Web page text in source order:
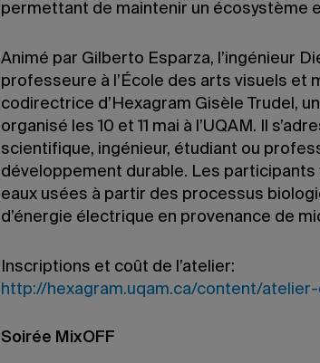
permettant de maintenir un écosystème
Animé par Gilberto Esparza, l’ingénieur
professeure à l’École des arts visuels et
codirectrice d’Hexagram Gisèle Trudel,
organisé les 10 et 11 mai à l’UQAM. Il
scientifique, ingénieur, étudiant ou
développement durable. Les
eaux usées à partir des processus
d’énergie électrique en provenance de
Inscriptions et coût de l’atelier:
http://hexagram.uqam.ca/content/
Soirée MixOFF